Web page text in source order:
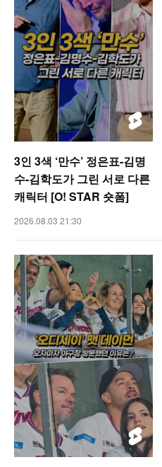
3인 3색 ‘만수’ 정은표-김명
수-김학도가 그린 서로 다른
캐릭터 [O! STAR 숏폼]
2026.08.03 21:30